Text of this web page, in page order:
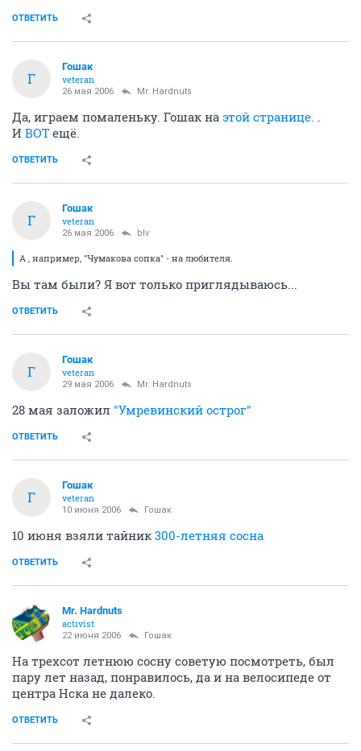
ОТВЕТИТЬ
Г
Гошак
veteran
26 мая 2006 Mr. Hardnuts
Да, играем помаленьку. Гошак на этой странице. .
И ВОТещё.
ОТВЕТИТЬ
Г
Гошак
veteran
26 мая 2006 blv
А , например, "Чумакова сопка" - на любителя.
Вы там были? Я вот только приглядываюсь...
ОТВЕТИТЬ
Г
Гошак
veteran
29 мая 2006 Mr. Hardnuts
28 мая заложил "Умревинский острог"
ОТВЕТИТЬ
Г
Гошак
veteran
10 июня 2006 Гошак
10 июня взяли тайник 300-летняя сосна
ОТВЕТИТЬ
Mr. Hardnuts
activist
22 июня 2006 Гошак
На трехсот летнюю сосну советую посмотреть, был
пару лет назад, понравилось, да и на велосипеде от
центра Нска не далеко.
ОТВЕТИТЬ